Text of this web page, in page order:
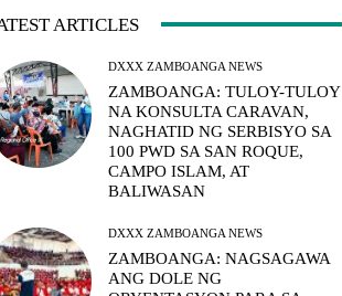
ARTICLES
DXXX ZAMBOANGA NEWS
ZAMBOANGA: TULOY-TULOY
NA KONSULTA CARAVAN,
NAGHATID NG SERBISYO SA
100 PWD SA SAN ROQUE,
CAMPO ISLAM, AT
BALIWASAN
DXXX ZAMBOANGA NEWS
ZAMBOANGA: NAGSAGAWA
ANG DOLE NG